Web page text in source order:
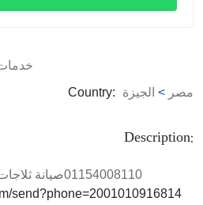
Country:
مصر > الجيزة
Description:
صيانة01154008110
send?phone=2001010916814